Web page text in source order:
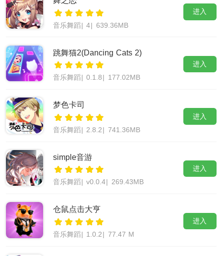
音乐舞蹈 | 4| 639.36MB
进入
跳舞猫2(Dancing Cats 2)
音乐舞蹈 0.1.8 177.02MB
进入
梦色卡司
音乐舞蹈 2.8.2 741.36MB
进入
simple音游
音乐舞蹈 v0.0.4 269.43MB
进入
仓鼠点击大亨
音乐舞蹈 1.0.2 77.47 M
进入